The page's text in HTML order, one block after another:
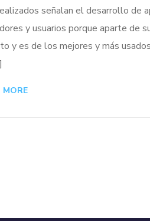
señalan el desarrollo de
y usuarios porque aparte de
y es de los mejores y más
MORE